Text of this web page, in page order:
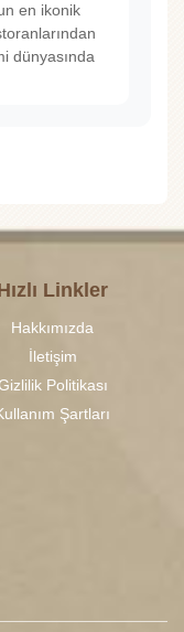
en ikonik
dünyasında
Linkler
Hakkımızda
İletişim
Politikası
Şartları